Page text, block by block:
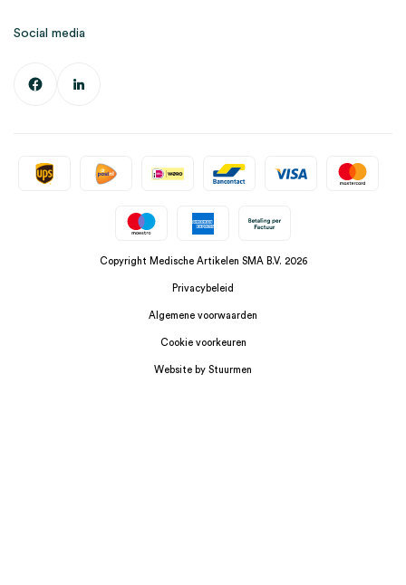
Social media
Copyright Medische Artikelen SMA B.V. 2026
Privacybeleid
Algemene voorwaarden
Cookie voorkeuren
Website by Stuurmen